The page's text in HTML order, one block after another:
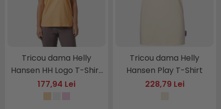
Tricou dama Helly
Hansen HH Logo T-Shirt
2
177,94 Lei
Tricou dama Helly
Hansen Play T-Shirt
228,79 Lei